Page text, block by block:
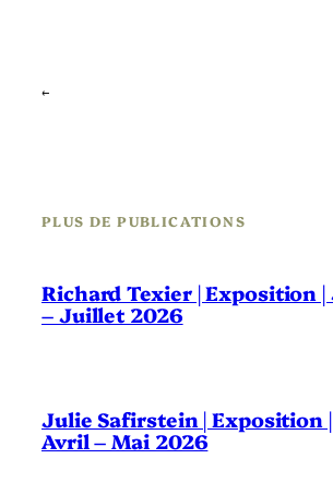
←
PLUS DE PUBLICATIONS
Richard Texier | Exposition
– Juillet 2026
Julie Safirstein | Exposition |
Avril – Mai 2026